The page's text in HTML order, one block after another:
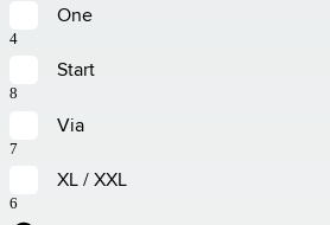
One
4
Start
8
Via
7
XL / XXL
6